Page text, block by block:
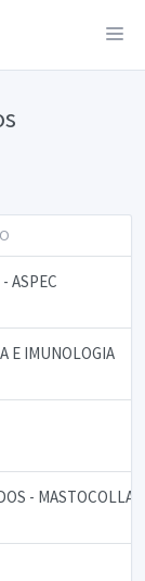
ASPEC
E IMUNOLOGIA
- MASTOCOLLAB